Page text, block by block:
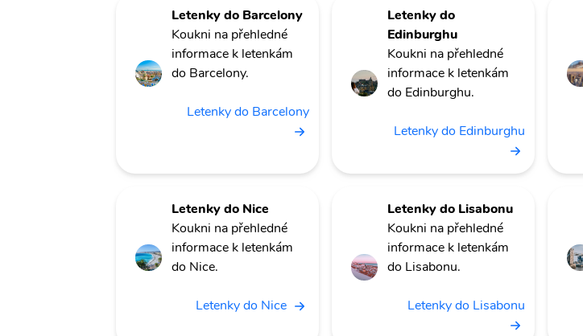
Letenky do Barcelony
Koukni na přehledné
informace k letenkám
do Barcelony.
Letenky do Barcelony
Letenky do
Edinburghu
Koukni na přehledné
informace k letenkám
do Edinburghu.
Letenky do Edinburghu
Letenky do Nice
Koukni na přehledné
informace k letenkám
do Nice.
Letenky do Nice
Letenky do Lisabonu
Koukni na přehledné
informace k letenkám
do Lisabonu.
Letenky do Lisabonu